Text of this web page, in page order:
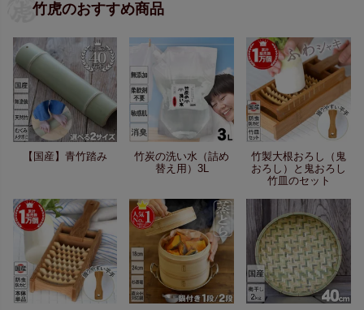
竹虎のおすすめ商品
【国産】青竹踏み
竹炭の洗い水（詰め
替え用）3L
竹製大根おろし（鬼
おろし）と鬼おろし
竹皿のセット